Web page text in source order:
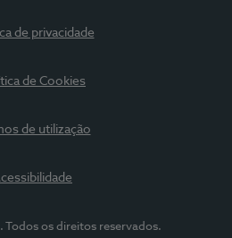
de privacidade
de Cookies
de utilização
Todos os direitos reservados.